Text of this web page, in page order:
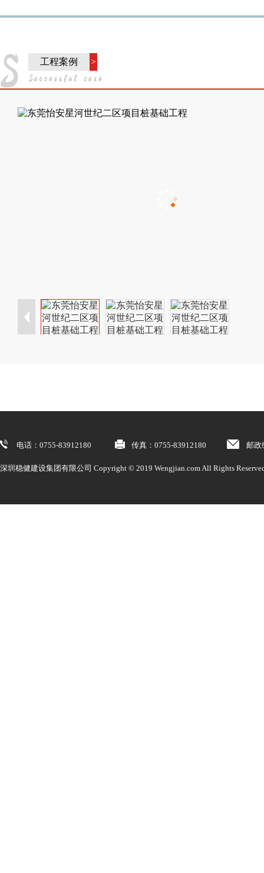
工程案例 >
电话：0755-83912180 传真：0755-83912180 邮政
深圳稳健建设集团有限公司 Copyright © 2019 Wengjian.com All Rights